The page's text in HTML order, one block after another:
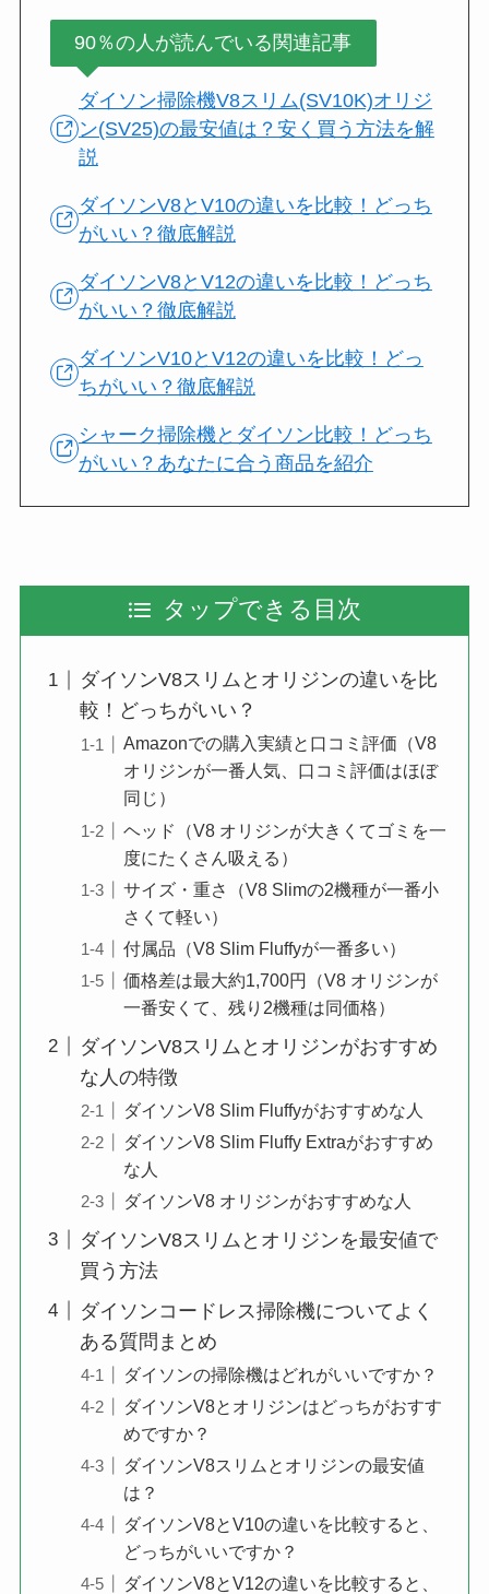
90％の人が読んでいる関連記事
ダイソン掃除機V8スリム(SV10K)オリジ
ン(SV25)の最安値は？安く買う方法を解
説
ダイソンV8とV10の違いを比較！どっち
がいい？徹底解説
ダイソンV8とV12の違いを比較！どっち
がいい？徹底解説
ダイソンV10とV12の違いを比較！どっ
ちがいい？徹底解説
シャーク掃除機とダイソン比較！どっち
がいい？あなたに合う商品を紹介
タップできる目次
ダイソンV8スリムとオリジンの違いを比
較！どっちがいい？
Amazonでの購入実績と口コミ評価（V8
オリジンが一番人気、口コミ評価はほぼ
同じ）
ヘッド（V8 オリジンが大きくてゴミを一
度にたくさん吸える）
サイズ・重さ（V8 Slimの2機種が一番小
さくて軽い）
付属品（V8 Slim Fluffyが一番多い）
価格差は最大約1,700円（V8 オリジンが
一番安くて、残り2機種は同価格）
ダイソンV8スリムとオリジンがおすすめ
な人の特徴
ダイソンV8 Slim Fluffyがおすすめな人
ダイソンV8 Slim Fluffy Extraがおすすめ
な人
ダイソンV8 オリジンがおすすめな人
ダイソンV8スリムとオリジンを最安値で
買う方法
ダイソンコードレス掃除機についてよく
ある質問まとめ
ダイソンの掃除機はどれがいいですか？
ダイソンV8とオリジンはどっちがおすす
めですか？
ダイソンV8スリムとオリジンの最安値
は？
ダイソンV8とV10の違いを比較すると、
どっちがいいですか？
ダイソンV8とV12の違いを比較すると、